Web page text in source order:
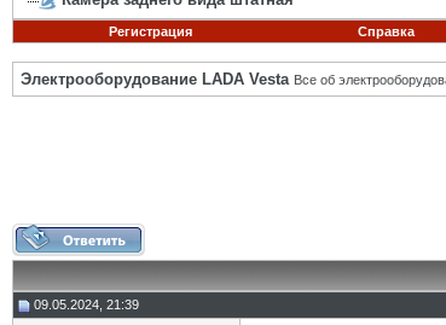
Регистрация
Справка
Электрооборудование LADA Vesta Все об
09.05.2024, 21:39